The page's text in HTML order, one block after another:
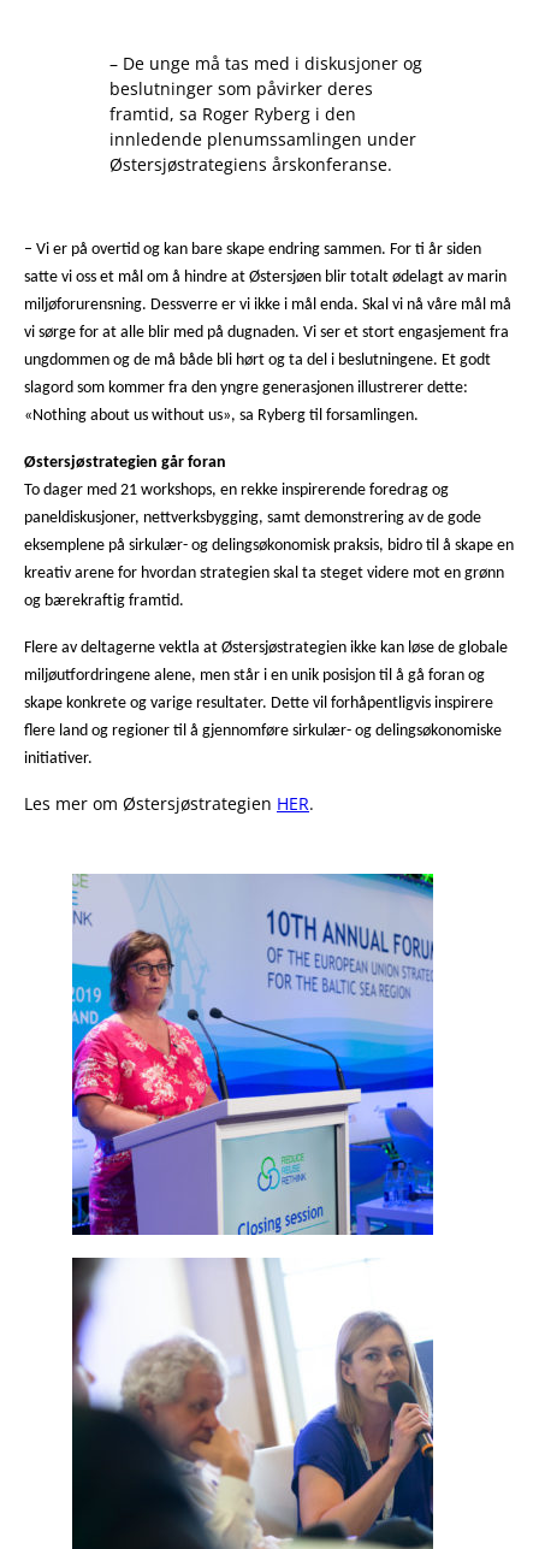
– De unge må tas med i diskusjoner og
beslutninger som påvirker deres
framtid, sa Roger Ryberg i den
innledende plenumssamlingen under
Østersjøstrategiens årskonferanse.
– Vi er på overtid og kan bare skape endring sammen. For ti år siden
satte vi oss et mål om å hindre at Østersjøen blir totalt ødelagt av marin
miljøforurensning. Dessverre er vi ikke i mål enda. Skal vi nå våre mål må
vi sørge for at alle blir med på dugnaden. Vi ser et stort engasjement fra
ungdommen og de må både bli hørt og ta del i beslutningene. Et godt
slagord som kommer fra den yngre generasjonen illustrerer dette:
«Nothing about us without us», sa Ryberg til forsamlingen.
Østersjøstrategien går foran
To dager med 21 workshops, en rekke inspirerende foredrag og
paneldiskusjoner, nettverksbygging, samt demonstrering av de gode
eksemplene på sirkulær- og delingsøkonomisk praksis, bidro til å skape en
kreativ arene for hvordan strategien skal ta steget videre mot en grønn
og bærekraftig framtid.
Flere av deltagerne vektla at Østersjøstrategien ikke kan løse de globale
miljøutfordringene alene, men står i en unik posisjon til å gå foran og
skape konkrete og varige resultater. Dette vil forhåpentligvis inspirere
flere land og regioner til å gjennomføre sirkulær- og delingsøkonomiske
initiativer.
Les mer om Østersjøstrategien HER.